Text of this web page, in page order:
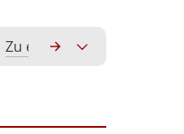
Zu erwerbende